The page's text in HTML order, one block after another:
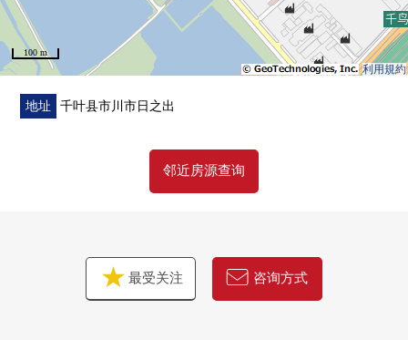
・到行德中央医院约300m
■ 在找想要的家方面给予帮助的━━━━━・・・
房源的详细、需讨论是如有意向，请跟我们联系。
利用規約
100 m
地址 千叶县市川市日之出
邻近房源查询
最受关注 咨询方式